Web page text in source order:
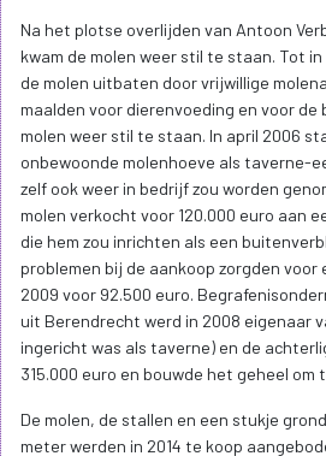
Na het plotse overlijden van Antoon
kwam de molen weer stil te staan. Tot
de molen uitbaten door vrijwillige
maalden voor dierenvoeding en voor de
molen weer stil te staan. In april 2006
onbewoonde molenhoeve als taverne-
zelf ook weer in bedrijf zou worden
molen verkocht voor 120.000 euro aan
die hem zou inrichten als een
problemen bij de aankoop zorgden voor
2009 voor 92.500 euro.
uit Berendrecht werd in 2008 eigenaar
ingericht was als taverne) en de
315.000 euro en bouwde het geheel
De molen, de stallen en een stukje
meter werden in 2014 te koop